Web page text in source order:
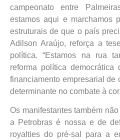
campeonato entre
estamos aqui e marchamos
estruturais de que o país
Adilson Araújo, reforça a
política. “Estamos na rua
reforma política
financiamento empresarial de
determinante no combate à
Os manifestantes também
a Petrobras é nossa e de
royalties do pré-sal para a